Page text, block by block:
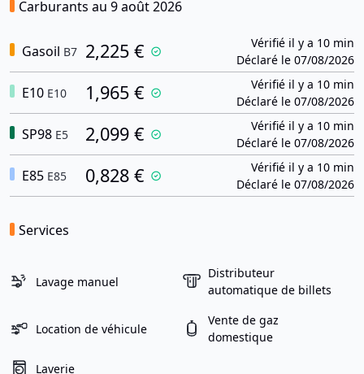
Carburants au 9 août 2026
Gasoil B7 2,225 €
Vérifié il y a 10 min
Déclaré le 07/08/2026
E10 E10 1,965 €
Vérifié il y a 10 min
Déclaré le 07/08/2026
SP98 E5 2,099 €
Vérifié il y a 10 min
Déclaré le 07/08/2026
E85 E85 0,828 €
Vérifié il y a 10 min
Déclaré le 07/08/2026
Services
Lavage manuel
Distributeur
automatique de billets
Location de véhicule
Vente de gaz
domestique
Laverie